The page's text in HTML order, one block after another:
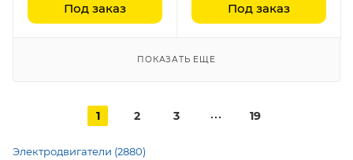
Под заказ Под заказ
ПОКАЗАТЬ ЕЩЕ
1 2 3 19
Электродвигатели (2880)